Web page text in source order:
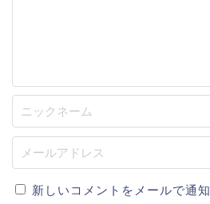
新しいコメントをメールで通知